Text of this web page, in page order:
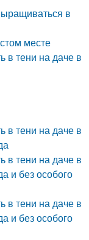
в
месте
в тени на даче в
в тени на даче в
в тени на даче в
и без особого
в тени на даче в
и без особого